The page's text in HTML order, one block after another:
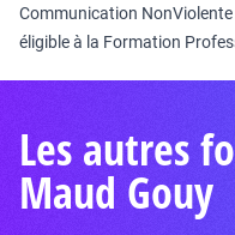
Communication
éligible à la Formation
Les autres
Maud Gouy